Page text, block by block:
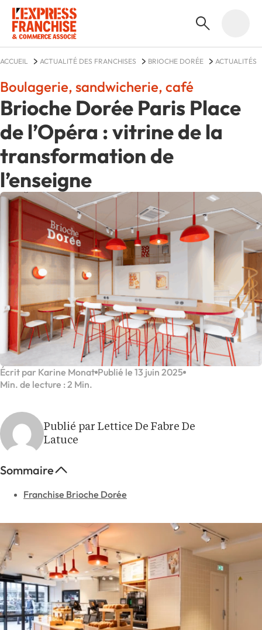
ACCUEIL ACTUALITÉ DES FRANCHISES BRIOCHE DORÉE ACTUALITÉS
Brioche Dorée Paris Place
de l’Opéra : vitrine de la
transformation de
l’enseigne
Boulagerie, sandwicherie, café
Écrit par Karine Monat Publié le 13 juin 2025
Min. de lecture : 2 Min.
Publié par Lettice De Fabre De
Latuce
Sommaire
Franchise Brioche Dorée